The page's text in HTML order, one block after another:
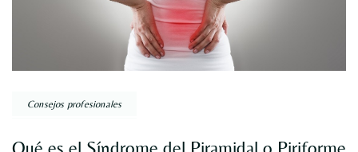
Consejos profesionales